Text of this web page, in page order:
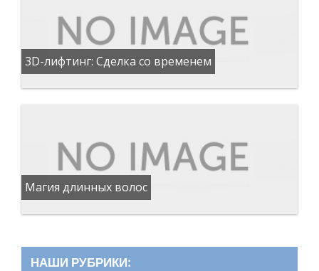
3D-лифтинг: Сделка со временем
Магия длинных волос
НАШИ РУБРИКИ: